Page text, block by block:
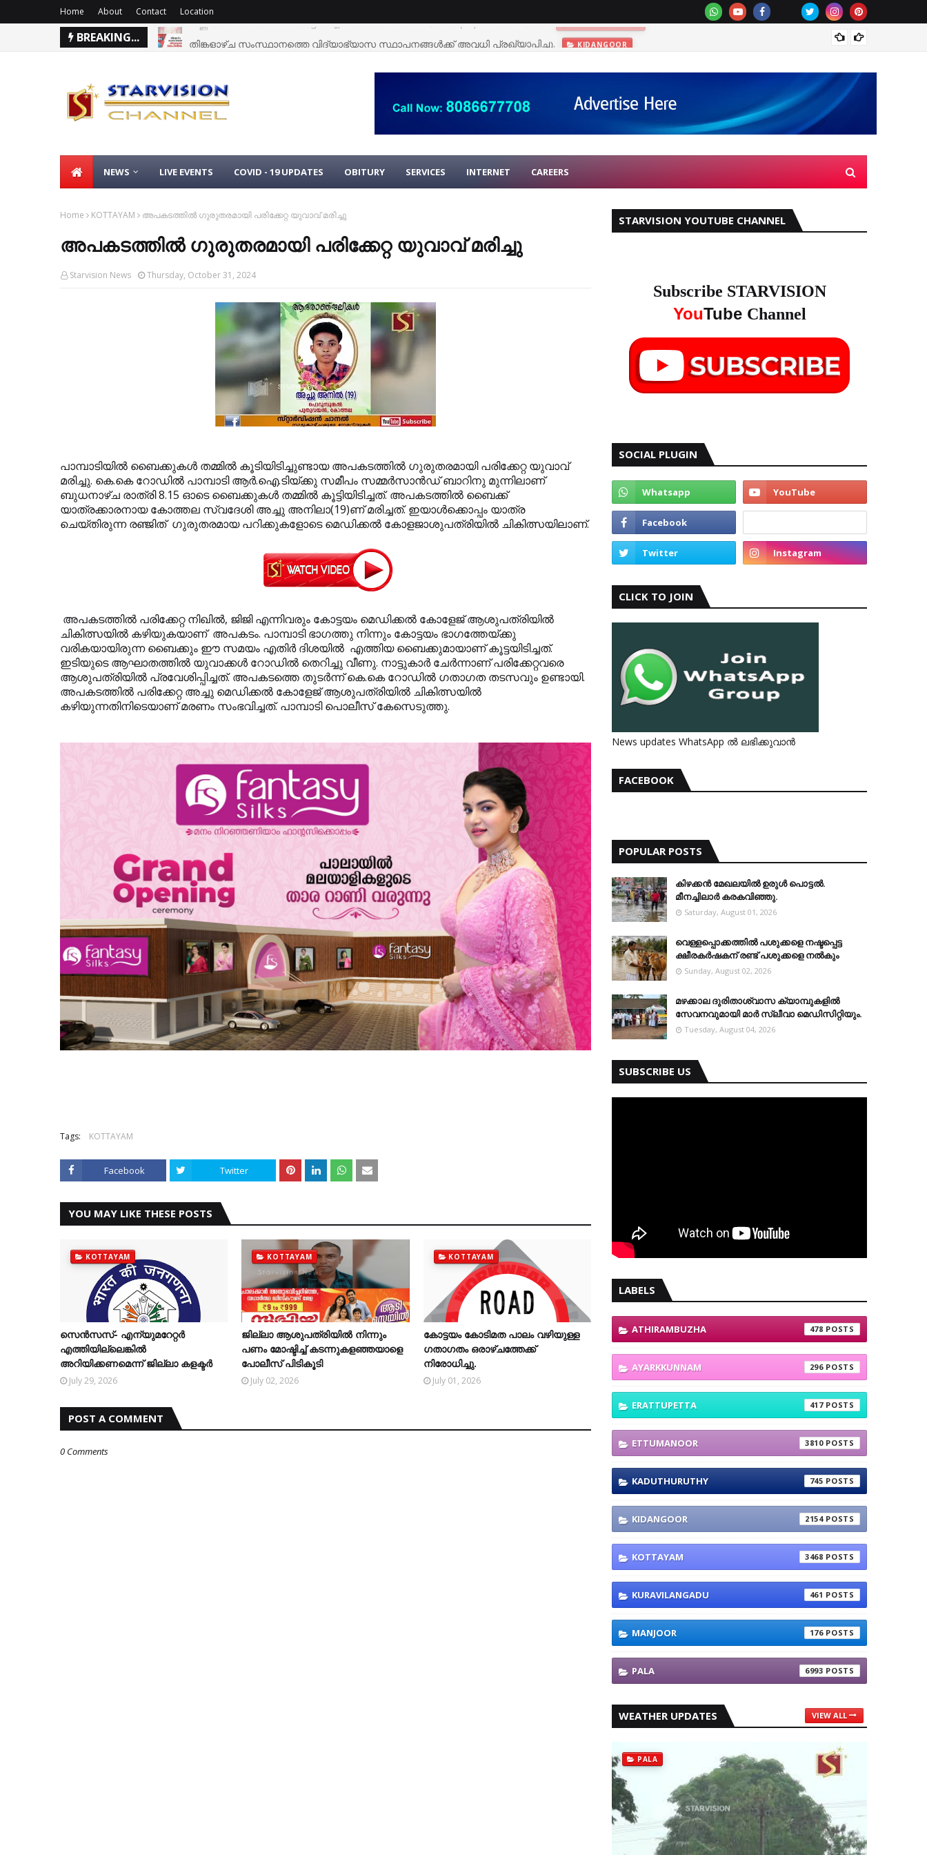
Home About Contact Location
BREAKING... തിങ്കളാഴ്ച സംസ്ഥാനത്തെ വിദ്യാഭ്യാസ സ്ഥാപനങ്ങള്‍ക്ക് അവധി പ്രഖ്യാപിച്ചു. KIDANGOOR
NEWS LIVE EVENTS COVID - 19 UPDATES OBITURY SERVICES INTERNET CAREERS
Home KOTTAYAM അപകടത്തില്‍ ഗുരുതരമായി പരിക്കേറ്റ യുവാവ് മരിച്ചു
അപകടത്തില്‍ ഗുരുതരമായി പരിക്കേറ്റ യുവാവ് മരിച്ചു
Starvision News Thursday, October 31, 2024
പാമ്പാടിയില്‍ ബൈക്കുകള്‍ തമ്മില്‍ കൂടിയിടിച്ചുണ്ടായ അപകടത്തില്‍ ഗുരുതരമായി പരിക്കേറ്റ യുവാവ്
മരിച്ചു. കെ.കെ റോഡില്‍ പാമ്പാടി ആര്‍.ഐ.ടിയ്ക്കു സമീപം സമ്മര്‍സാന്‍ഡ് ബാറിനു മുന്നിലാണ്
ബുധനാഴ്ച രാത്രി 8.15 ഓടെ ബൈക്കുകള്‍ തമ്മില്‍ കൂട്ടിയിടിച്ചത്. അപകടത്തില്‍ ബൈക്ക്
യാത്രക്കാരനായ കോത്തല സ്വദേശി അച്ചു അനിലാ(19)ണ് മരിച്ചത്. ഇയാള്‍ക്കൊപ്പം യാത്ര
ചെയ്തിരുന്ന രഞ്ജിത് ഗുരുതരമായ പറിക്കുകളോടെ മെഡിക്കല്‍ കോളജാശുപത്രിയില്‍ ചികിത്സയിലാണ്.
അപകടത്തില്‍ പരിക്കേറ്റ നിഖില്‍, ജിജി എന്നിവരും കോട്ടയം മെഡിക്കല്‍ കോളേജ് ആശുപത്രിയില്‍
ചികിത്സയില്‍ കഴിയുകയാണ് അപകടം. പാമ്പാടി ഭാഗത്തു നിന്നും കോട്ടയം ഭാഗത്തേയ്ക്കു
വരികയായിരുന്ന ബൈക്കും ഈ സമയം എതിര്‍ ദിശയില്‍ എത്തിയ ബൈക്കുമായാണ് കൂട്ടയിടിച്ചത്.
ഇടിയുടെ ആഘാതത്തില്‍ യുവാക്കള്‍ റോഡില്‍ തെറിച്ചു വീണു. നാട്ടുകാര്‍ ചേര്‍ന്നാണ് പരിക്കേറ്റവരെ
ആശുപത്രിയില്‍ പ്രവേശിപ്പിച്ചത്. അപകടത്തെ തുടര്‍ന്ന് കെ.കെ റോഡില്‍ ഗതാഗത തടസവും ഉണ്ടായി.
അപകടത്തില്‍ പരിക്കേറ്റ അച്ചു മെഡിക്കല്‍ കോളേജ് ആശുപത്രിയില്‍ ചികിത്സയില്‍
കഴിയുന്നതിനിടെയാണ് മരണം സംഭവിച്ചത്. പാമ്പാടി പൊലീസ് കേസെടുത്തു.
Tags: KOTTAYAM
Facebook Twitter
YOU MAY LIKE THESE POSTS
KOTTAYAM
സെന്‍സസ്- എന്യുമറേറ്റര്‍
എത്തിയില്ലെങ്കില്‍
അറിയിക്കണമെന്ന് ജില്ലാ കളക്ടര്‍
July 29, 2026
KOTTAYAM
ജില്ലാ ആശുപത്രിയിൽ നിന്നും
പണം മോഷ്ടിച്ച് കടന്നുകളഞ്ഞയാളെ
പോലീസ് പിടികൂടി
July 02, 2026
KOTTAYAM
കോട്ടയം കോടിമത പാലം വഴിയുള്ള
ഗതാഗതം ഒരാഴ്ചത്തേക്ക്
നിരോധിച്ചു.
July 01, 2026
POST A COMMENT
0 Comments
STARVISION YOUTUBE CHANNEL
Subscribe STARVISION
YouTube Channel
SOCIAL PLUGIN
CLICK TO JOIN
News updates WhatsApp ൽ ലഭിക്കുവാൻ
FACEBOOK
POPULAR POSTS
കിഴക്കന്‍ മേഖലയില്‍ ഉരുള്‍ പൊട്ടല്‍.
മീനച്ചിലാര്‍ കരകവിഞ്ഞു.
Saturday, August 01, 2026
വെള്ളപ്പൊക്കത്തില്‍ പശുക്കളെ നഷ്ടപ്പെട്ട
ക്ഷീരകര്‍ഷകന് രണ്ട് പശുക്കളെ നല്‍കും
Sunday, August 02, 2026
മഴക്കാല ദുരിതാശ്വാസ ക്യാമ്പുകളിൽ
സേവനവുമായി മാർ സ്ലീവാ മെഡിസിറ്റിയും.
Tuesday, August 04, 2026
SUBSCRIBE US
LABELS
ATHIRAMBUZHA 478
AYARKKUNNAM 296
ERATTUPETTA 417
ETTUMANOOR 3810
KADUTHURUTHY 745
KIDANGOOR 2154
KOTTAYAM 3468
KURAVILANGADU 461
MANJOOR 176
PALA 6993
WEATHER UPDATES VIEW ALL
PALA